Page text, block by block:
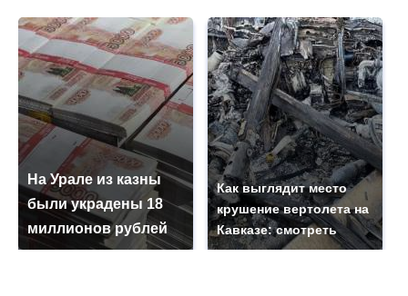
На Урале из казны
были украдены 18
миллионов рублей
Как выглядит место
крушение вертолета на
Кавказе: смотреть